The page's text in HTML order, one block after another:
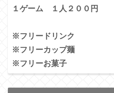
１ゲーム １人２００円
※フリードリンク
※フリーカップ麺
※フリーお菓子